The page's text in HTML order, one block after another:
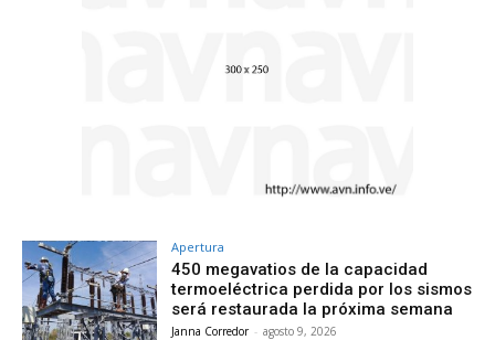
Apertura
450 megavatios de la capacidad
termoeléctrica perdida por los sismos
será restaurada la próxima semana
Janna Corredor - agosto 9, 2026